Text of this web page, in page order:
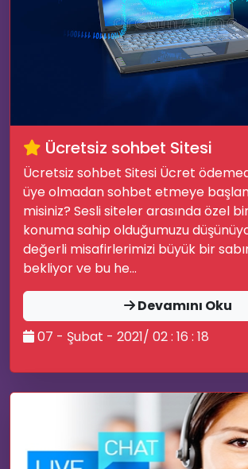
🔥
📝
Ücretsiz sohbet Sitesi
Ücretsiz sohbet Sitesi Ücret
üye olmadan sohbet etmeye
misiniz? Sesli siteler arasında özel
konuma sahip olduğumuzu
değerli misafirlerimizi büyük bir
bekliyor ve bu he...
Devamını Oku
07 - Şubat - 2021/ 02 : 16 : 18